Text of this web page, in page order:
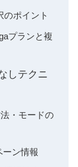
のポイント
プランと複
しテクニ
・モードの
ーン情報